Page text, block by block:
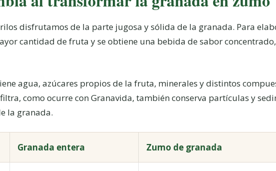
disfrutamos de la parte jugosa y sólida de la granada. Para
cantidad de fruta y se obtiene una bebida de sabor
agua, azúcares propios de la fruta, minerales y distintos
como ocurre con Granavida, también conserva partículas y
la granada.
Granada entera Zumo de granada